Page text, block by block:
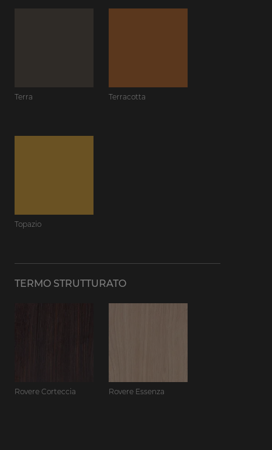
Terra Terracotta
Topazio
TERMO STRUTTURATO
Rovere Corteccia Rovere Essenza